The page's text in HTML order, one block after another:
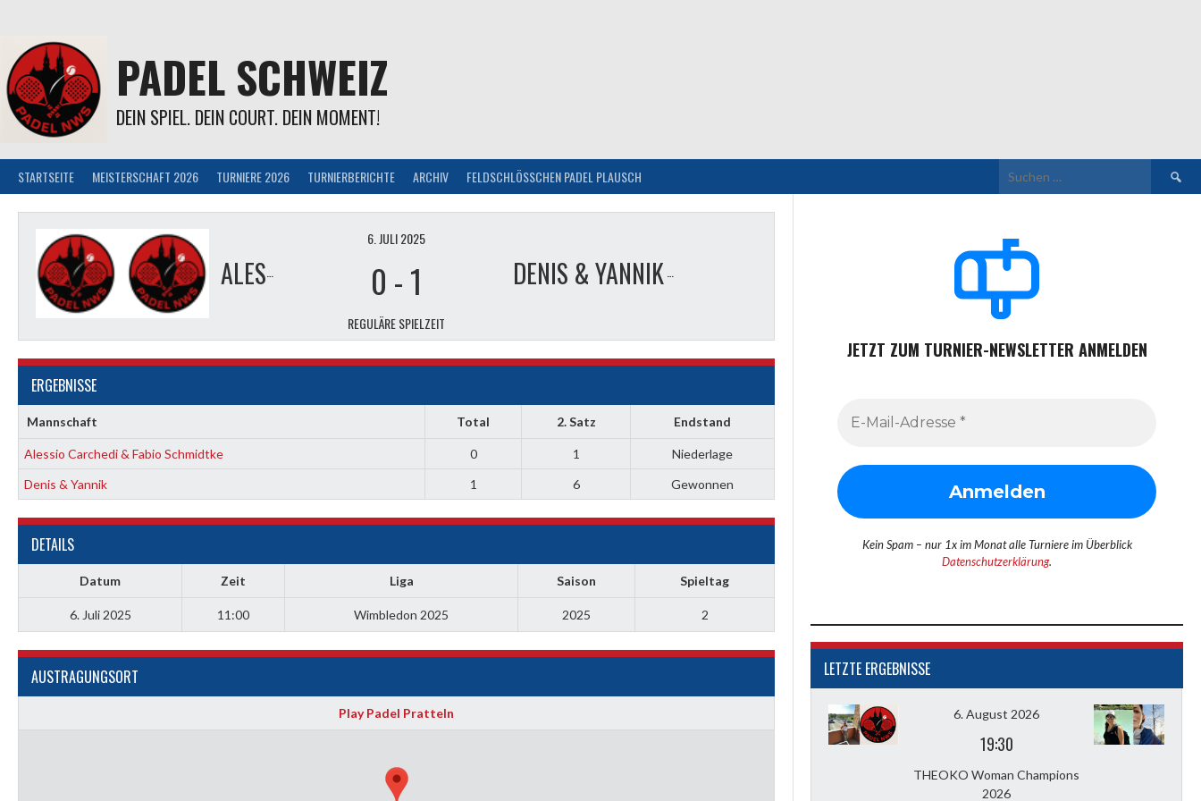
Inhalt
PADEL SCHWEIZ
DEIN SPIEL. DEIN COURT. DEIN MOMENT!
STARTSEITE MEISTERSCHAFT 2026 TURNIERE 2026 TURNIERBERICHTE ARCHIV FELDSCHLÖSSCHEN PADEL PLAUSCH
Suchen
nach:
ALESSIO CARCHEDI & FABIO SCHMIDTKE DENIS & YANNIK
6. JULI 2025
0 -1
REGULÄRE SPIELZEIT
ERGEBNISSE
Mannschaft Total 2. Satz Endstand
Alessio Carchedi & Fabio Schmidtke 0 1
Niederlage
Denis & Yannik
1 6 Gewonnen
DETAILS
Datum Zeit Liga Saison Spieltag
6. Juli 2025 11:00 Wimbledon 2025 2025 2
AUSTRAGUNGSORT
Play Padel Pratteln
JETZT ZUM TURNIER-NEWSLETTER ANMELDEN
Kein Spam – nur 1x im Monat alle Turniere im Überblick
Datenschutzerklärung.
LETZTE ERGEBNISSE
6. August 2026
19:30
THEOKO Woman Champions
2026